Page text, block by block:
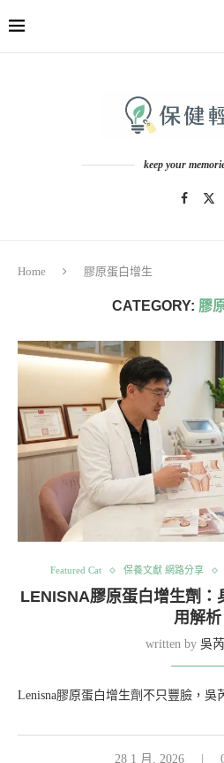
keep your
Home 膠原蛋白增生
CATEGORY: 膠
Featured Cat 保養文獻 網路分享
LENISNA膠原蛋白增生劑：
用解析
written by 吳
Lenisna膠原蛋白增生劑不只豐臉，
28 1 月, 2026